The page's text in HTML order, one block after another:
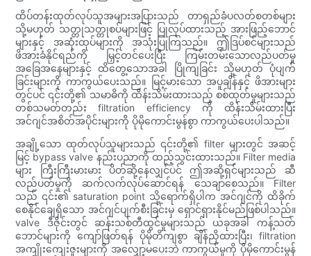
ထိပ်တန်းထုတ်လုပ်သူအများအပြားသည် တာရှည်ခံပလတ်စတစ်များ
သို့မဟုတ် သတ္တုသတ္တုစပ်များဖြင့် ပြုလုပ်ထားသည့် အားဖြည့်ဘောင်
များနှင့် အဆုံးထုပ်များကို အသုံးပြုကြသည်။ ဤဒြပ်စင်များသည်
ဖိအားခံနိုင်ရည်ကို မြှင့်တင်ပေးပြီး ကြမ်းတမ်းသောလည်ပတ်မှု
အခြေအနေများနှင့် ထိတွေ့သောအခါ ပြိုကျခြင်း သို့မဟုတ် ပုံပျက်
ခြင်းများကို ကာကွယ်ပေးသည်။ မြင့်မားသော အပူချိန်နှင့် ဖိအားများ
တွင်ပင် ၎င်းတို့၏ သမာဓိကို ထိန်းသိမ်းထားသည့် စစ်ထုတ်မှုများသည်
တစ်သမတ်တည်း filtration efficiency ကို ထိန်းသိမ်းထားပြီး
အင်ဂျင်အစိတ်အပိုင်းများကို ပိုမိုကောင်းမွန်စွာ ကာကွယ်ပေးပါသည်။
အချို့သော ထုတ်လုပ်သူများသည် ၎င်းတို့၏ filter များတွင် အဆင့်
မြင့် bypass valve နည်းပညာကို ထည့်သွင်းထားသည်။ Filter media
များ ကြီးကြီးမားမား ပိတ်ဆို့နေလျှင်ပင် ဤအဆို့ရှင်များသည် ဆီ
လည်ပတ်မှုကို ဆက်လက်လုပ်ဆောင်ရန် သေချာစေသည်။ Filter
သည် ၎င်း၏ saturation point သို့ရောက်ရှိပါက အင်ဂျင်ကို ထိခိုက်
စေနိုင်ချေရှိသော အင်ဂျင်ပျက်စီးခြင်းမှ ရှောင်ရှားနိုင်မည်ဖြစ်ပါသည်။
valve ဒီဇိုင်းတွင် ဆန်းသစ်တီထွင်မှုများသည် ယခုအခါ ကန့်သတ်
ဘောင်များကို ကျော်ဖြတ်ရန် ပိုမိုတိကျစွာ ချိန်ညှိထားပြီး၊ filtration
အကျိုးကျေးဇူးများကို အလျှော့မပေးဘဲ ကာကွယ်မှုကို ပိုမိုကောင်းမွန်